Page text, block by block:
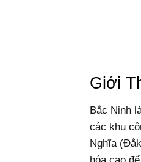
Giới
Bắc Ninh
các khu
Nghĩa